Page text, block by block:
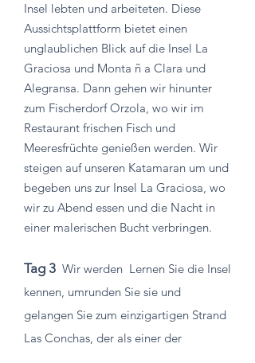
Insel lebten und arbeiteten. Diese
Aussichtsplattform bietet einen
unglaublichen Blick auf die Insel La
Graciosa und Monta ñ a Clara und
Alegransa. Dann gehen wir hinunter
zum Fischerdorf Orzola, wo wir im
Restaurant frischen Fisch und
Meeresfrüchte genießen werden. Wir
steigen auf unseren Katamaran um und
begeben uns zur Insel La Graciosa, wo
wir zu Abend essen und die Nacht in
einer malerischen Bucht verbringen.
Tag 3 Wir werden Lernen Sie die Insel
kennen, umrunden Sie sie und
gelangen Sie zum einzigartigen Strand
Las Conchas, der als einer der